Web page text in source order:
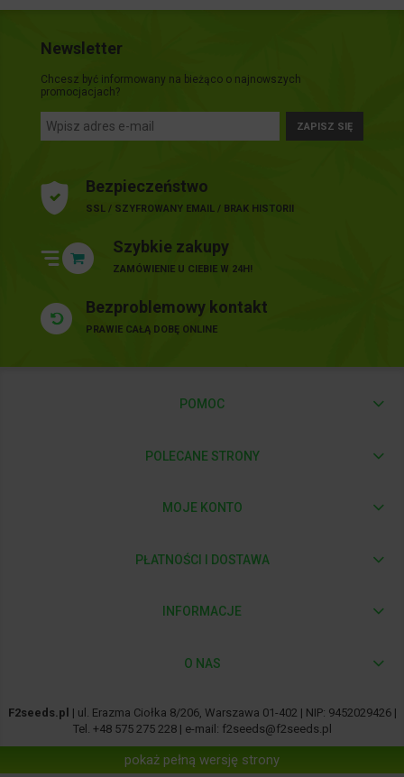
Newsletter
Chcesz być informowany na bieżąco o najnowszych
promocjacjach?
ZAPISZ SIĘ
Bezpieczeństwo
SSL / SZYFROWANY EMAIL / BRAK HISTORII
Szybkie zakupy
ZAMÓWIENIE U CIEBIE W 24H!
Bezproblemowy kontakt
PRAWIE CAŁĄ DOBĘ ONLINE
POMOC
POLECANE STRONY
MOJE KONTO
PŁATNOŚCI I DOSTAWA
INFORMACJE
O NAS
F2seeds.pl | ul. Erazma Ciołka 8/206, Warszawa 01-402 | NIP: 9452029426 |
Tel. +48 575 275 228| e-mail: f2seeds@f2seeds.pl
pokaż pełną wersję strony